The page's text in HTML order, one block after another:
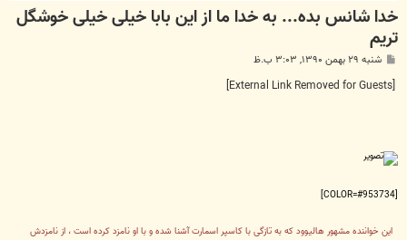
خدا شانس بده... به خدا ما از این بابا خیلی خیلی خوشگل
تریم
ت
شنبه ۲۹ بهمن ۱۳۹۰, ۳:۰۳ ب.ظ
[External Link Removed for Guests]
[COLOR=#953734]
این خواننده مشهور هالیوود که به تازگی با کاسپر اسمارت آشنا شده و با او نامزد کرده است ، از نامزدش